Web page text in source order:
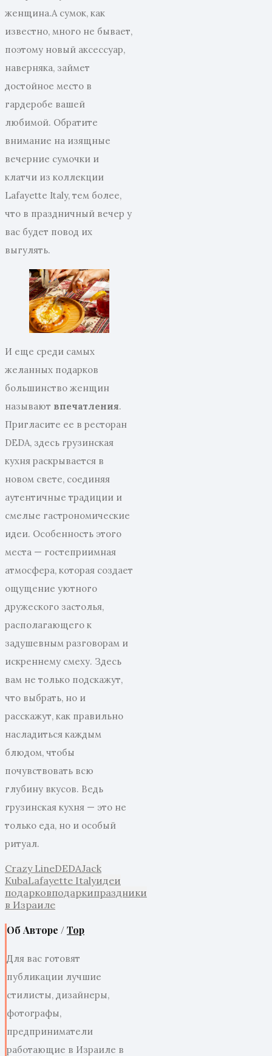
женщина.А сумок, как
известно, много не бывает,
поэтому новый аксессуар,
наверняка, займет
достойное место в
гардеробе вашей
любимой. Обратите
внимание на изящные
вечерние сумочки и
клатчи из коллекции
Lafayette Italy, тем более,
что в праздничный вечер у
вас будет повод их
выгулять.
И еще среди самых
желанных подарков
большинство женщин
называют впечатления.
Пригласите ее в ресторан
DEDA, здесь грузинская
кухня раскрывается в
новом свете, соединяя
аутентичные традиции и
смелые гастрономические
идеи. Особенность этого
места — гостеприимная
атмосфера, которая создает
ощущение уютного
дружеского застолья,
располагающего к
задушевным разговорам и
искреннему смеху. Здесь
вам не только подскажут,
что выбрать, но и
расскажут, как правильно
насладиться каждым
блюдом, чтобы
почувствовать всю
глубину вкусов. Ведь
грузинская кухня — это не
только еда, но и особый
ритуал.
Crazy LineDEDAJack
KubaLafayette Italyидеи
подарковподаркипраздники
в Израиле
Об Авторе /Top
Для вас готовят
публикации лучшие
стилисты, дизайнеры,
фотографы,
предприниматели
работающие в Израиле в